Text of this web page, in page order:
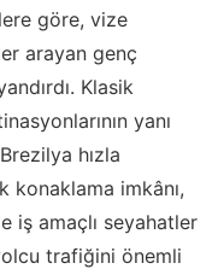
göre, vize
arayan genç
Klasik
yanı
hızla
konaklama imkânı,
iş amaçlı seyahatler
trafiğini önemli